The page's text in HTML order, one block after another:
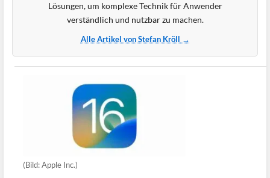
Lösungen, um komplexe Technik für Anwender
verständlich und nutzbar zu machen.
Alle Artikel von Stefan Kröll →
(Bild: Apple Inc.)